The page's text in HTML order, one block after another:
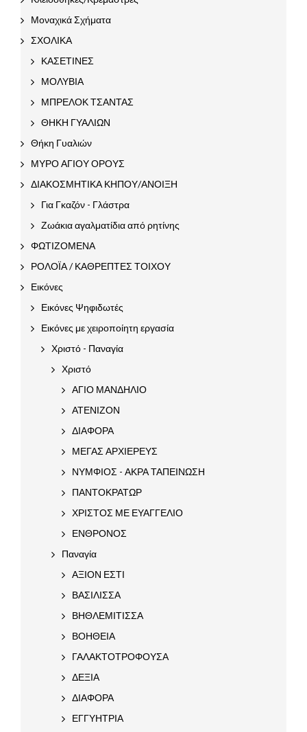
Μοναχικά Σχήματα
ΣΧΟΛΙΚΑ
ΚΑΣΕΤΙΝΕΣ
ΜΟΛΥΒΙΑ
ΜΠΡΕΛΟΚ ΤΣΑΝΤΑΣ
ΘΗΚΗ ΓΥΑΛΙΩΝ
Θήκη Γυαλιών
ΜΥΡΟ ΑΓΙΟΥ ΟΡΟΥΣ
ΔΙΑΚΟΣΜΗΤΙΚΑ ΚΗΠΟΥ/ΑΝΟΙΞΗ
Για Γκαζόν - Γλάστρα
Ζωάκια αγαλματίδια από ρητίνης
ΦΩΤΙΖΟΜΕΝΑ
ΡΟΛΟΪΑ / ΚΑΘΡΕΠΤΕΣ ΤΟΙΧΟΥ
Εικόνες
Εικόνες Ψηφιδωτές
Εικόνες με χειροποίητη εργασία
Χριστό - Παναγία
Χριστό
ΑΓΙΟ ΜΑΝΔΗΛΙΟ
ΑΤΕΝΙΖΟΝ
ΔΙΑΦΟΡΑ
ΜΕΓΑΣ ΑΡΧΙΕΡΕΥΣ
ΝΥΜΦΙΟΣ - ΑΚΡΑ ΤΑΠΕΙΝΩΣΗ
ΠΑΝΤΟΚΡΑΤΩΡ
ΧΡΙΣΤΟΣ ΜΕ ΕΥΑΓΓΕΛΙΟ
ΕΝΘΡΟΝΟΣ
Παναγία
ΑΞΙΟΝ ΕΣΤΙ
ΒΑΣΙΛΙΣΣΑ
ΒΗΘΛΕΜΙΤΙΣΣΑ
ΒΟΗΘΕΙΑ
ΓΑΛΑΚΤΟΤΡΟΦΟΥΣΑ
ΔΕΞΙΑ
ΔΙΑΦΟΡΑ
ΕΓΓΥΗΤΡΙΑ